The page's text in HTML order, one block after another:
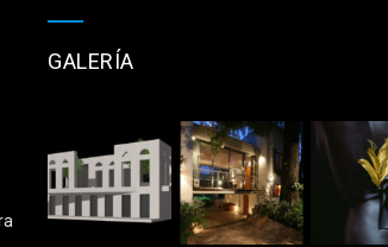
GALERÍA